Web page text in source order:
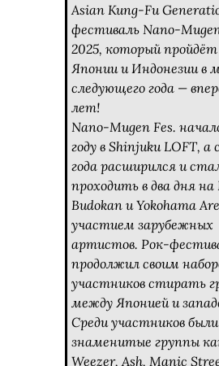
Asian Kung-Fu
фестиваль Nano-
2025, который пройдёт
Японии и Индонезии в
следующего года —
лет!
Nano-Mugen Fes.
году в Shinjuku LOFT, а
года расширился и
проходить в два дня
Budokan и Yokohama
участием зарубежных
артистов. Рок-
продолжил своим
участников стирать
между Японией и
Среди участников
знаменитые группы
Weezer, Ash, Manic